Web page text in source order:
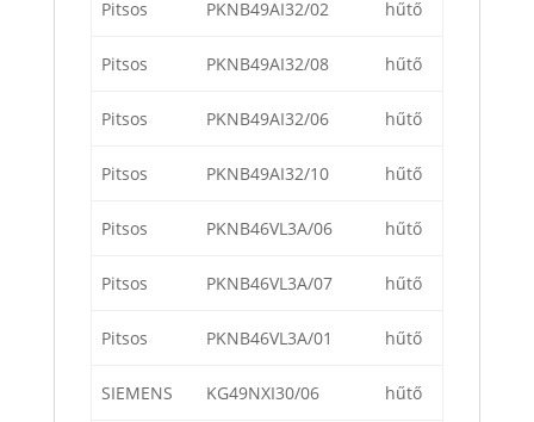
Pitsos PKNB49AI32/02 hűtő
Pitsos PKNB49AI32/08 hűtő
Pitsos PKNB49AI32/06 hűtő
Pitsos PKNB49AI32/10 hűtő
Pitsos PKNB46VL3A/06 hűtő
Pitsos PKNB46VL3A/07 hűtő
Pitsos PKNB46VL3A/01 hűtő
SIEMENS KG49NXI30/06 hűtő